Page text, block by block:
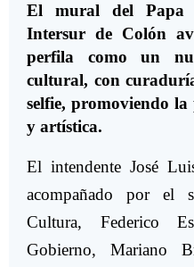
El mural del Papa
Intersur de Colón
perfila como un
cultural, con
selfie, promoviendo
y artística.
El intendente José
acompañado por el
Cultura, Federico
Gobierno, Mariano